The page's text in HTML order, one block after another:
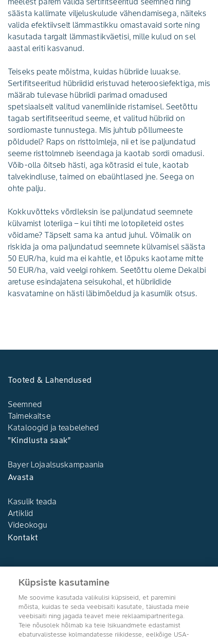
säästa kallimate viljeluskulude vähendamisega, näiteks
valida efektiivselt lämmastikku omastavaid sorte ning
kasutada targalt lämmastikväetisi, mille kulud on sel
aastal eriti kasvanud.
Teiseks peate mõistma, kuidas hübriide luuakse.
Sertifitseeritud hübriidid eristuvad heteroosiefektiga, mis
määrab tulevase hübriidi parimad omadused
spetsiaalselt valitud vanemliinide ristamisel. Seetõttu
tagab sertifitseeritud seeme, et valitud hübriid on
sordiomaste tunnustega. Mis juhtub põllumeeste
põldudel? Raps on risttolmleja, nii et ise paljundatud
seeme risttolmneb iseendaga ja kaotab sordi omadusi.
Võib-olla õitseb hästi, aga kõtrasid ei tule, kaotab
talvekindluse, taimed on ebaühtlased jne. Seega on
ohte palju.
Kokkuvõtteks võrdleksin ise paljundatud seemnete
külvamist loteriiga – kui tihti me lotopileteid ostes
võidame? Täpselt sama ka antud juhul. Võimalik on
riskida ja oma paljundatud seemnete külvamisel säästa
50 EUR/ha, kuid ma ei kahtle, et lõpuks kaotame mitte
50 EUR/ha, vaid veelgi rohkem. Seetõttu oleme Dekalbi
aretuse esindajatena seisukohal, et hübriidide
kasvatamine on hästi läbimõeldud ja kasumlik otsus.
Tooted & Lahendused
Seemned
Taimekaitse
Kataloogid ja teabelehed
”Kindlusta saak”
Bayer Lojaalsuskampaania
Avasta
Kasulik teada
Artiklid
Videokogu
Kontakt
Agro Bayer
Eesti
Küpsiste kasutamine
Me soovime kasutada valikulisi küpsiseid, et paremini
mõista, kuidas te seda veebisaiti kasutate, täiustada meie
veebisaiti ning jagada teavet meie reklaamipartneritega.
Teie nõusolek hõlmab ka teie Isikuandmete edastamist
ebaturvalistesse kolmandatesse riikidesse, eelkõige USA-